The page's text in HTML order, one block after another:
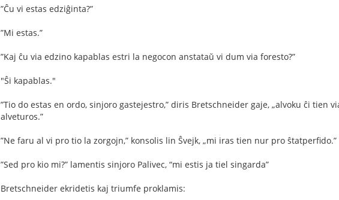
”Ĉu vi estas edziĝinta?”
”Mi estas.”
”Kaj ĉu via edzino kapablas estri la negocon anstataŭ vi dum via foresto?”
"Ŝi kapablas."
”Tio do estas en ordo, sinjoro gastejestro,” diris Bretschneider gaje, „alvoku ĉi tien
alveturos.”
”Ne faru al vi pro tio la zorgojn,” konsolis lin Ŝvejk, „mi iras tien nur pro ŝtatperﬁdo.”
”Sed pro kio mi?” lamentis sinjoro Palivec, “mi estis ja tiel singarda”
Bretschneider ekridetis kaj triumfe proklamis: